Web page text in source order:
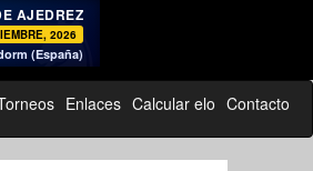
♞
AJEDREZ
2026
(España)
Enlaces Calcular elo Contacto